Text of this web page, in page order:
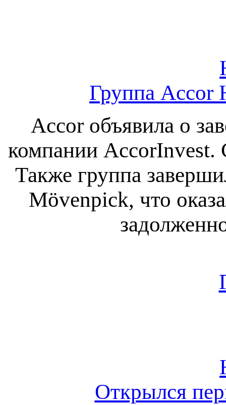
Группа Accor
Accor объявила о
компании AccorInvest.
Также группа
Mövenpick, что
Открылся